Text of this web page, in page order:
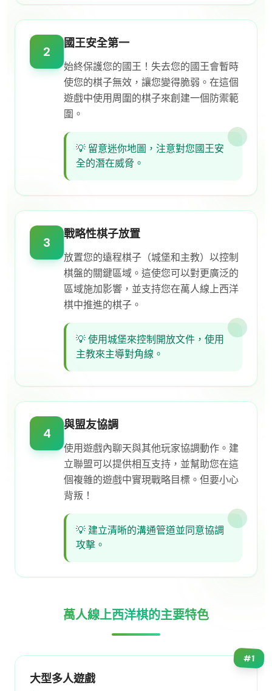
2
國王安全第一
始終保護您的國王！失去您的國王會暫時
使您的棋子無效，讓您變得脆弱。在這個
遊戲中使用周圍的棋子來創建一個防禦範
圍。
💡 留意迷你地圖，注意對您國王安
全的潛在威脅。
3
戰略性棋子放置
放置您的遠程棋子（城堡和主教）以控制
棋盤的關鍵區域。這使您可以對更廣泛的
區域施加影響，並支持您在萬人線上西洋
棋中推進的棋子。
💡使用城堡來控制開放文件，使用
主教來主導對角線。
4
與盟友協調
使用遊戲內聊天與其他玩家協調動作。建
立聯盟可以提供相互支持，並幫助您在這
個複雜的遊戲中實現戰略目標。但要小心
背叛！
💡 建立清晰的溝通管道並同意協調
攻擊。
萬人線上西洋棋的主要特色
#1
大型多人遊戲